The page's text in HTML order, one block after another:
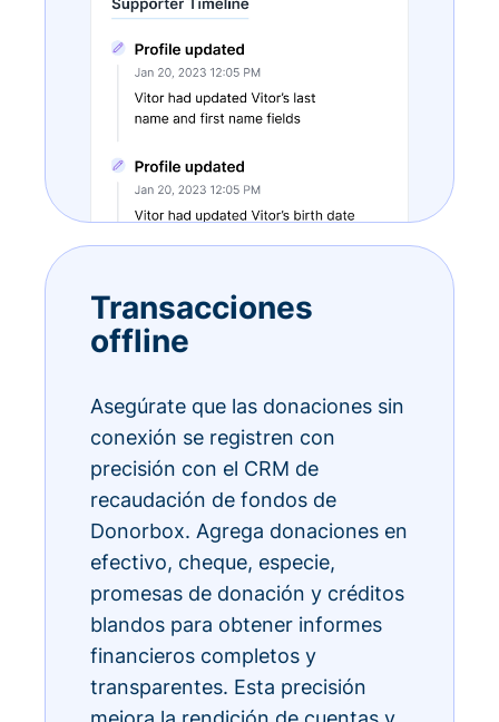
Transacciones
offline
Asegúrate que las donaciones sin
conexión se registren con
precisión con el CRM de
recaudación de fondos de
Donorbox. Agrega donaciones en
efectivo, cheque, especie,
promesas de donación y créditos
blandos para obtener informes
financieros completos y
transparentes. Esta precisión